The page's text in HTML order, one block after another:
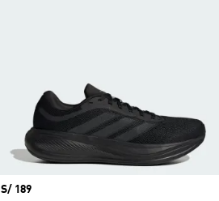
Precio
S/ 189